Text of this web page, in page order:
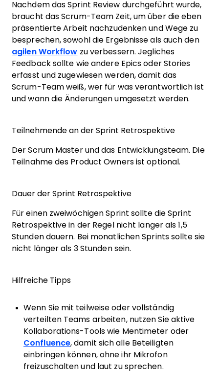
Nachdem das Sprint Review durchgeführt wurde,
braucht das Scrum-Team Zeit, um über die eben
präsentierte Arbeit nachzudenken und Wege zu
besprechen, sowohl die Ergebnisse als auch den
agilen Workflow zu verbessern. Jegliches
Feedback sollte wie andere Epics oder Stories
erfasst und zugewiesen werden, damit das
Scrum-Team weiß, wer für was verantwortlich ist
und wann die Änderungen umgesetzt werden.
Teilnehmende an der Sprint Retrospektive
Der Scrum Master und das Entwicklungsteam. Die
Teilnahme des Product Owners ist optional.
Dauer der Sprint Retrospektive
Für einen zweiwöchigen Sprint sollte die Sprint
Retrospektive in der Regel nicht länger als 1,5
Stunden dauern. Bei monatlichen Sprints sollte sie
nicht länger als 3 Stunden sein.
Hilfreiche Tipps
Wenn Sie mit teilweise oder vollständig
verteilten Teams arbeiten, nutzen Sie aktive
Kollaborations-Tools wie Mentimeter oder
Confluence, damit sich alle Beteiligten
einbringen können, ohne ihr Mikrofon
freizuschalten und laut zu sprechen.